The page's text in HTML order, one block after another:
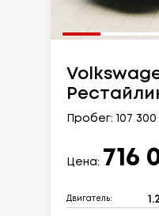
Пробег: 107 300
Цена: 716
Двигатель: